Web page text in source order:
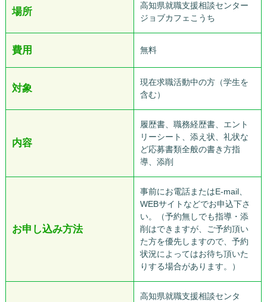
場所
高知県就職支援相談センター
ジョブカフェこうち
費用 無料
対象
現在求職活動中の方（学生を
含む）
内容
履歴書、職務経歴書、エント
リーシート、添え状、礼状な
ど応募書類全般の書き方指
導、添削
お申し込み方法
事前にお電話またはE-mail、
WEBサイトなどでお申込下さ
い。（予約無しでも指導・添
削はできますが、ご予約頂い
た方を優先しますので、予約
状況によってはお待ち頂いた
りする場合があります。）
高知県就職支援相談センタ